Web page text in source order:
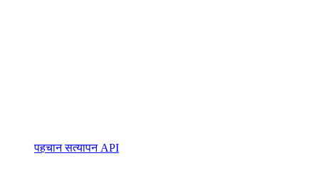
पहचान सत्यापन API